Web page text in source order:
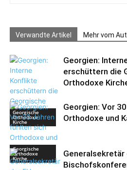
Verwandte Artikel Mehr vom
Georgische
Orthodoxe
Kirche
Georgien:
erschüttern die
Orthodoxe
Georgische
Orthodoxe
Kirche
Georgien: Vor
Orthodoxe und
Generalsekretär